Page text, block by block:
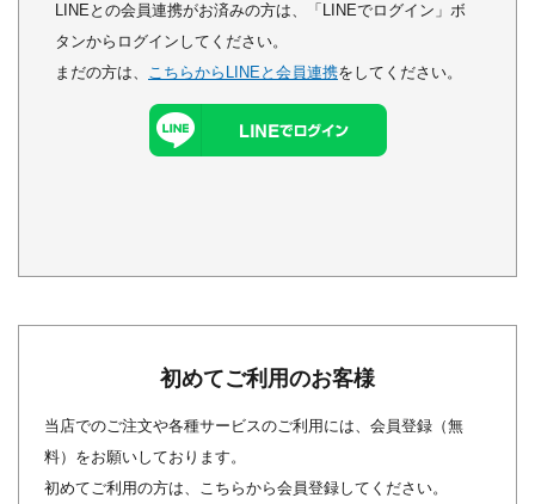
LINEとの会員連携がお済みの方は、「LINEでログイン」ボ
タンからログインしてください。
まだの方は、 こちらからLINEと会員連携をしてください。
初めてご利用のお客様
当店でのご注文や各種サービスのご利用には、会員登録（無
料）をお願いしております。
初めてご利用の方は、こちらから会員登録してください。